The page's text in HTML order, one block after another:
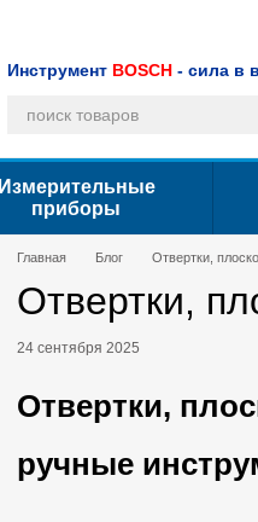
Инструмент BOSCH - сила в
Измерительные
приборы
Главная Блог Отвертки,
Отвертки,
24 сентября 2025
Отвертки,
ручные